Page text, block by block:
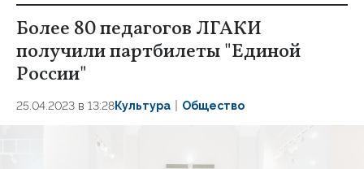
Более 80 педагогов ЛГАКИ
получили партбилеты "Единой
России"
25.04.2023 в 13:28Культура Общество